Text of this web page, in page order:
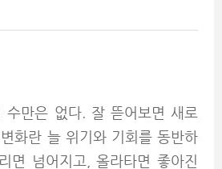
수만은 없다. 잘 뜯어보면 새로
화란 늘 위기와 기회를 동반하
면 넘어지고, 올라타면 좋아진